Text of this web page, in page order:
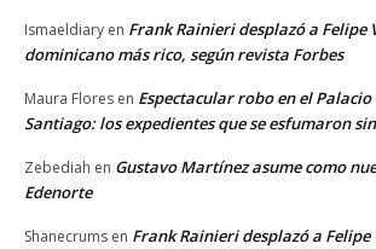
Ismaeldiary en Frank Rainieri desplazó a Felipe
dominicano más rico, según revista Forbes
Maura Flores en Espectacular robo en el
Santiago: los expedientes que se esfumaron
Zebediah en Gustavo Martínez asume como
Edenorte
Shanecrums en Frank Rainieri desplazó a Felipe